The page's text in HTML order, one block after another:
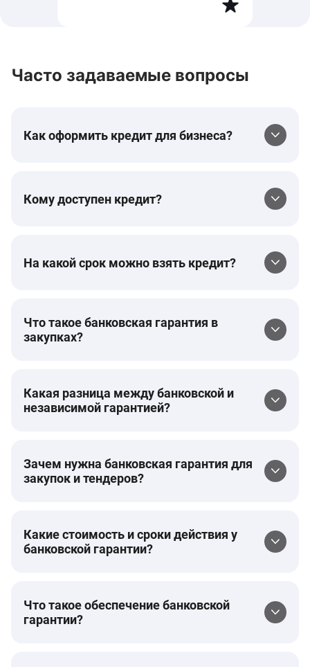
Часто задаваемые вопросы
Как оформить кредит для бизнеса?
Кому доступен кредит?
На какой срок можно взять кредит?
Что такое банковская гарантия в
закупках?
Какая разница между банковской и
независимой гарантией?
Зачем нужна банковская гарантия для
закупок и тендеров?
Какие стоимость и сроки действия у
банковской гарантии?
Что такое обеспечение банковской
гарантии?